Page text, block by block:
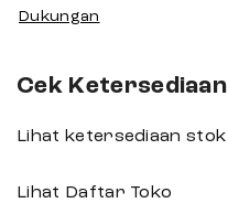
Dukungan
Cek
Lihat ketersediaan
Lihat Daftar Toko